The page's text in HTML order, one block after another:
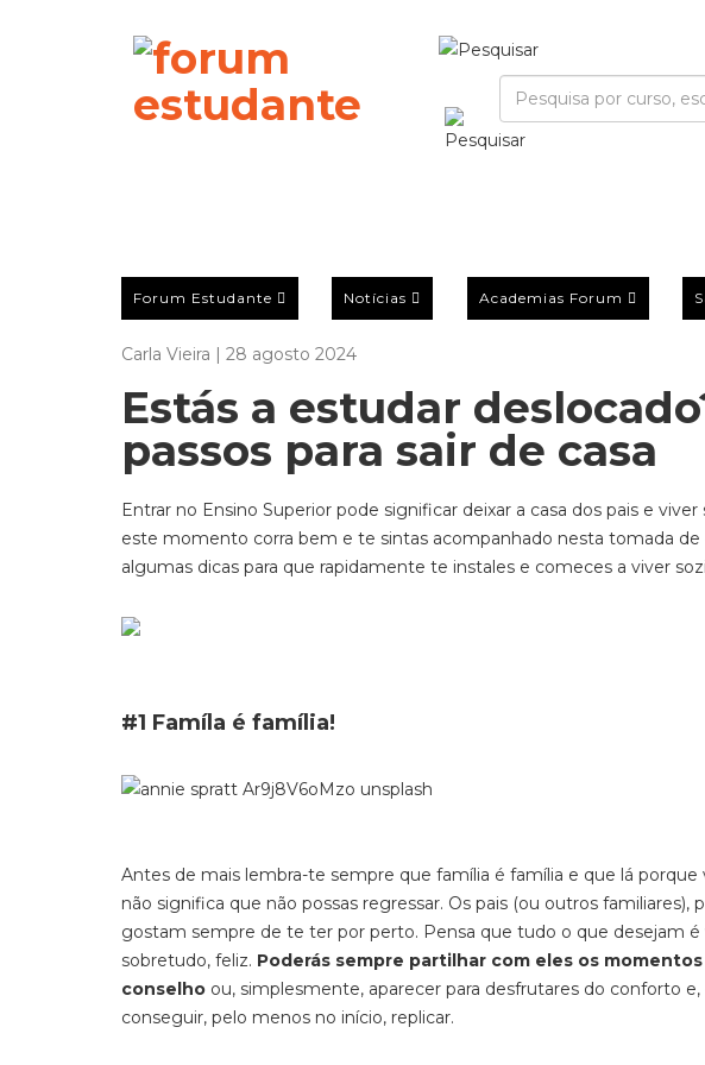
Forum Estudante Notícias Academias Forum
Carla Vieira | 28 agosto 2024
Estás a estudar
passos para sair de casa
Entrar no Ensino Superior pode significar deixar a casa dos pais e
este momento corra bem e te sintas acompanhado nesta tomada de
algumas dicas para que rapidamente te instales e comeces a viver
#1 Famíla é família!
Antes de mais lembra-te sempre que família é família e que lá
não significa que não possas regressar. Os pais (ou outros
gostam sempre de te ter por perto. Pensa que tudo o que desejam é
sobretudo, feliz. Poderás sempre partilhar com eles os
conselho ou, simplesmente, aparecer para desfrutares do conforto
conseguir, pelo menos no início, replicar.